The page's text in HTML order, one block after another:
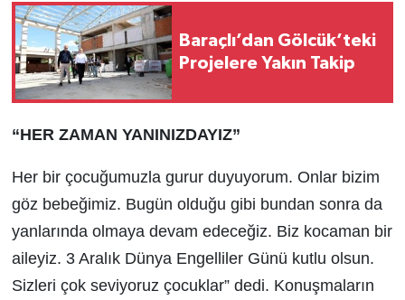
Baraçlı’dan Gölcük’teki
Projelere Yakın Takip
“HER ZAMAN YANINIZDAYIZ”
Her bir çocuğumuzla gurur duyuyorum. Onlar bizim
göz bebeğimiz. Bugün olduğu gibi bundan sonra da
yanlarında olmaya devam edeceğiz. Biz kocaman bir
aileyiz. 3 Aralık Dünya Engelliler Günü kutlu olsun.
Sizleri çok seviyoruz çocuklar” dedi. Konuşmaların